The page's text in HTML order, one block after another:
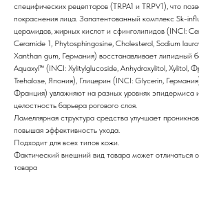
специфических рецепторов (TRPA1 и TRPV1), что
покраснения лица. Запатентованный комплекс Sk-
церамидов, жирных кислот и сфинголипидов (INCI:
Ceramide 1, Phytosphingosine, Cholesterol, Sodium
Xanthan gum, Германия) восстанавливает липидный
Aquaxyl™ (INCI: Xylitylglucoside, Anhydroxylitol, Xylitol,
Trehalose, Япония), Глицерин (INCI: Glycerin,
Франция) увлажняют на разных уровнях эпидермиса
целостность барьера рогового слоя.
Ламеллярная структура средства улучшает
повышая эффективность ухода.
Подходит для всех типов кожи.
Фактический внешний вид товара может отличаться
товара